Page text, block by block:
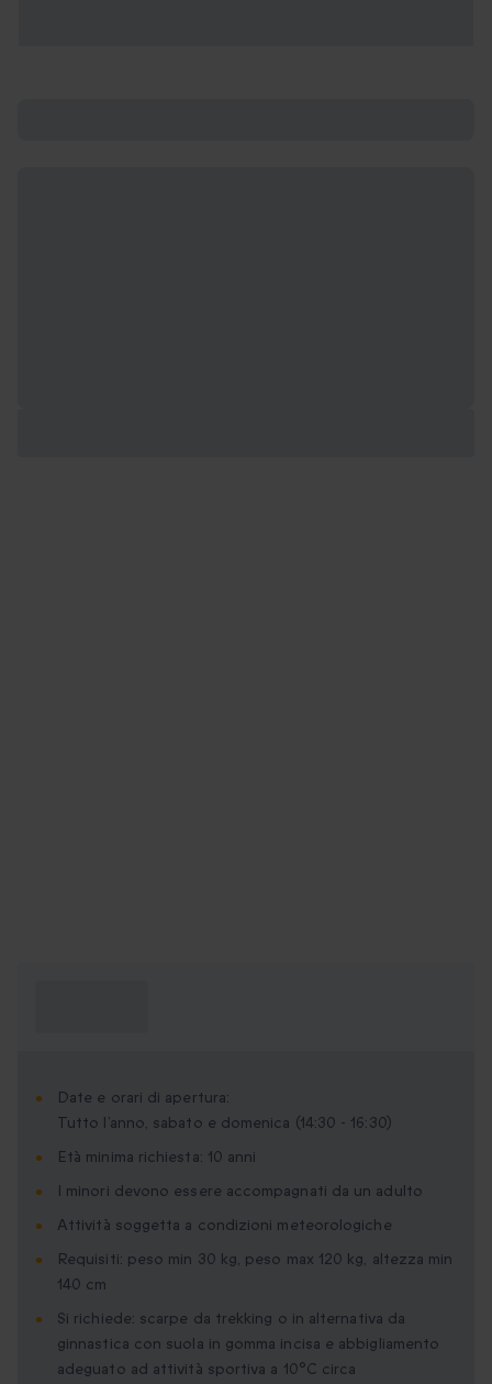
Date e orari di apertura:
Tutto l’anno, sabato e domenica (14:30 - 16:30)
Età minima richiesta: 10 anni
I minori devono essere accompagnati da un adulto
Attività soggetta a condizioni meteorologiche
Requisiti: peso min 30 kg, peso max 120 kg, altezza min
140 cm
Si richiede: scarpe da trekking o in alternativa da
ginnastica con suola in gomma incisa e abbigliamento
adeguato ad attività sportiva a 10°C circa